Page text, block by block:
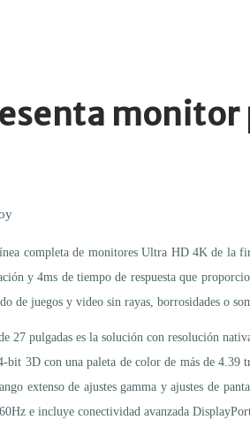
completa de monitores Ultra HD 4K de la
y 4ms de tiempo de respuesta que
de juegos y video sin rayas, borrosidades o
27 pulgadas es la solución con resolución
bit 3D con una paleta de color de más de
extenso de ajustes gamma y ajustes de
e incluye conectividad avanzada